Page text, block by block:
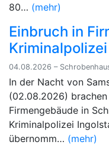
80… (mehr)
Einbruch in
04.08.2026 –
In der Nacht von
(02.08.2026)
Firmengebäude in
Kriminalpolizei
übernomm… (mehr)